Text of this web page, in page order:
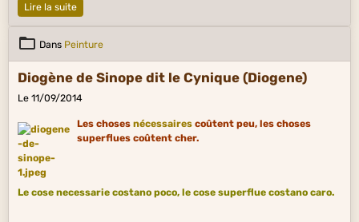
Lire la suite
Dans Peinture
Diogène de Sinope dit le Cynique (Diogene)
Le 11/09/2014
Les choses nécessairescoûtent peu, les choses
superflues coûtent cher.
Le cose necessarie costano poco, le cose superflue costano caro.